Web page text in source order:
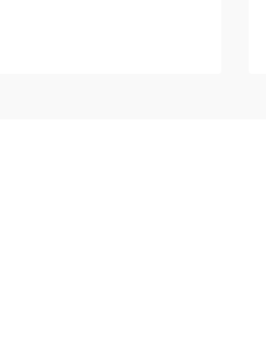
og fungerer så godt i